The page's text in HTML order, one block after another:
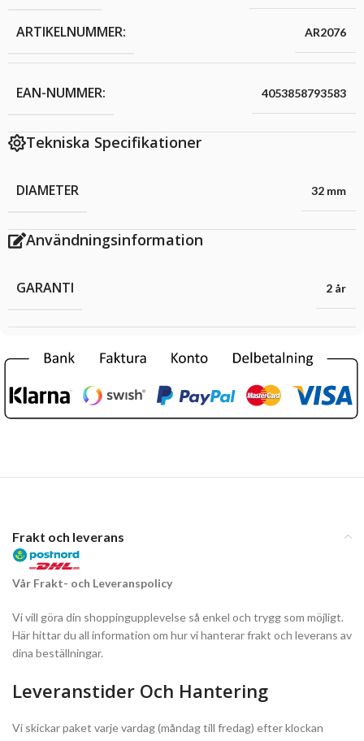
ARTIKELNUMMER: AR2076
EAN-NUMMER: 4053858793583
Tekniska Specifikationer
DIAMETER 32 mm
Användningsinformation
GARANTI 2 år
Frakt och leverans
Vår Frakt- och Leveranspolicy
Vi vill göra din shoppingupplevelse så enkel och trygg som möjligt.
Här hittar du all information om hur vi hanterar frakt och leverans av
dina beställningar.
Leveranstider Och Hantering
Vi skickar paket varje vardag (måndag till fredag) efter klockan